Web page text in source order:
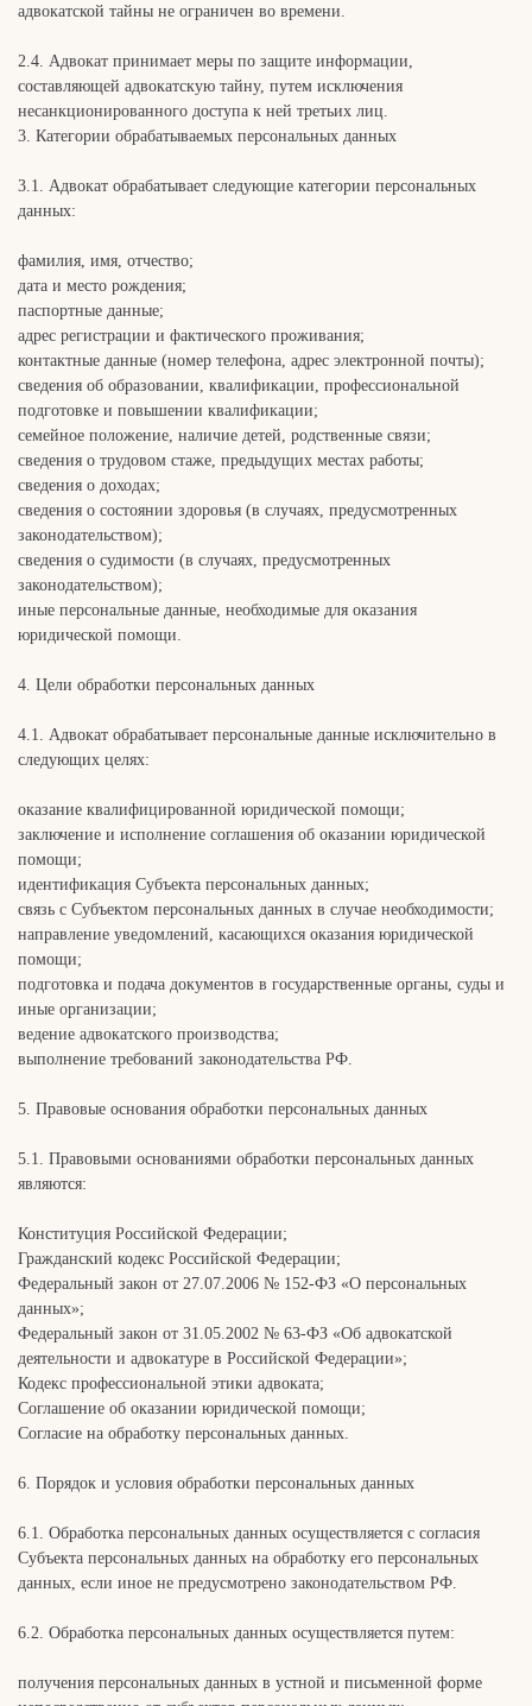
адвокатской тайны не ограничен во времени.
2.4. Адвокат принимает меры по защите информации,
составляющей адвокатскую тайну, путем исключения
несанкционированного доступа к ней третьих лиц.
3. Категории обрабатываемых персональных данных
3.1. Адвокат обрабатывает следующие категории персональных
данных:
фамилия, имя, отчество;
дата и место рождения;
паспортные данные;
адрес регистрации и фактического проживания;
контактные данные (номер телефона, адрес электронной почты);
сведения об образовании, квалификации, профессиональной
подготовке и повышении квалификации;
семейное положение, наличие детей, родственные связи;
сведения о трудовом стаже, предыдущих местах работы;
сведения о доходах;
сведения о состоянии здоровья (в случаях, предусмотренных
законодательством);
сведения о судимости (в случаях, предусмотренных
законодательством);
иные персональные данные, необходимые для оказания
юридической помощи.
4. Цели обработки персональных данных
4.1. Адвокат обрабатывает персональные данные исключительно в
следующих целях:
оказание квалифицированной юридической помощи;
заключение и исполнение соглашения об оказании юридической
помощи;
идентификация Субъекта персональных данных;
связь с Субъектом персональных данных в случае необходимости;
направление уведомлений, касающихся оказания юридической
помощи;
подготовка и подача документов в государственные органы, суды и
иные организации;
ведение адвокатского производства;
выполнение требований законодательства РФ.
5. Правовые основания обработки персональных данных
5.1. Правовыми основаниями обработки персональных данных
являются:
Конституция Российской Федерации;
Гражданский кодекс Российской Федерации;
Федеральный закон от 27.07.2006 № 152-ФЗ «О персональных
данных»;
Федеральный закон от 31.05.2002 № 63-ФЗ «Об адвокатской
деятельности и адвокатуре в Российской Федерации»;
Кодекс профессиональной этики адвоката;
Соглашение об оказании юридической помощи;
Согласие на обработку персональных данных.
6. Порядок и условия обработки персональных данных
6.1. Обработка персональных данных осуществляется с согласия
Субъекта персональных данных на обработку его персональных
данных, если иное не предусмотрено законодательством РФ.
6.2. Обработка персональных данных осуществляется путем:
получения персональных данных в устной и письменной форме